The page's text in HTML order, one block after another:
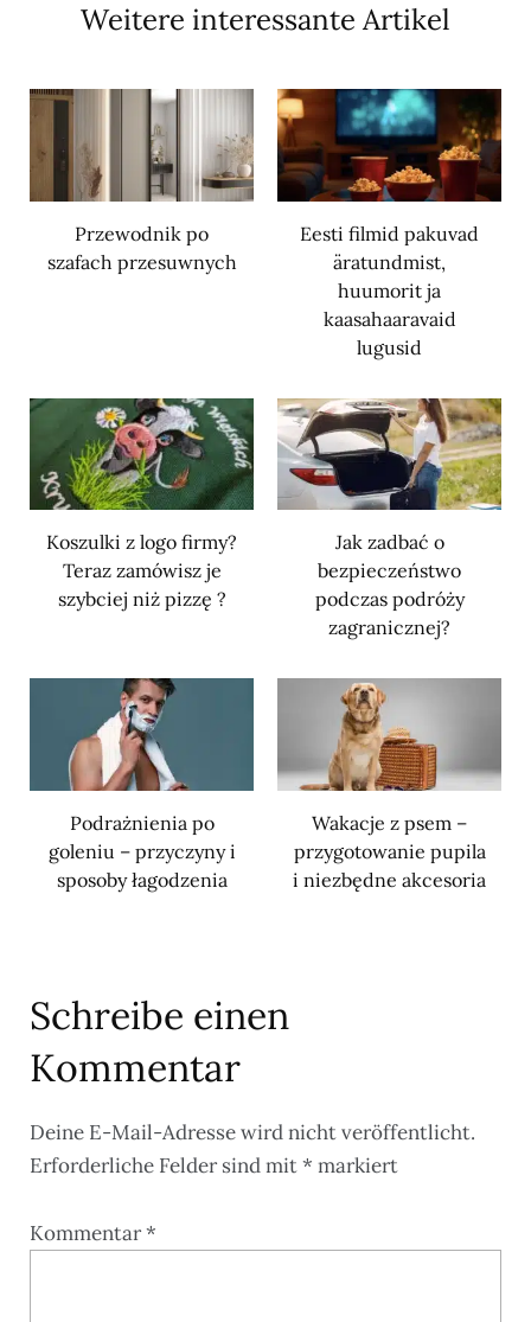
Weitere interessante Artikel
Przewodnik po
szafach przesuwnych
Eesti filmid pakuvad
äratundmist,
huumorit ja
kaasahaaravaid
lugusid
Koszulki z logo firmy?
Teraz zamówisz je
szybciej niż pizzę ?
Jak zadbać o
bezpieczeństwo
podczas podróży
zagranicznej?
Podrażnienia po
goleniu – przyczyny i
sposoby łagodzenia
Wakacje z psem –
przygotowanie pupila
i niezbędne akcesoria
Schreibe einen
Kommentar
Deine E-Mail-Adresse wird nicht veröffentlicht.
Erforderliche Felder sind mit* markiert
Kommentar*